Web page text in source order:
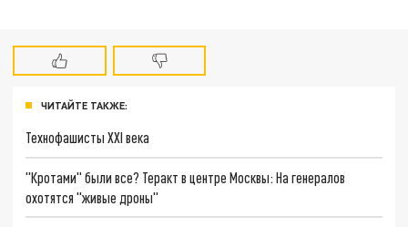
ЧИТАЙТЕ ТАКЖЕ:
Технофашисты XXI века
"Кротами" были все? Теракт в центре Москвы: На генералов
охотятся "живые дроны"